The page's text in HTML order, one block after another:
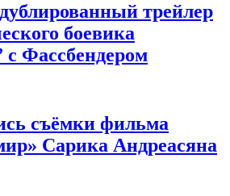
трейлер
боевика
с Фассбендером
съёмки фильма
Сарика Андреасяна